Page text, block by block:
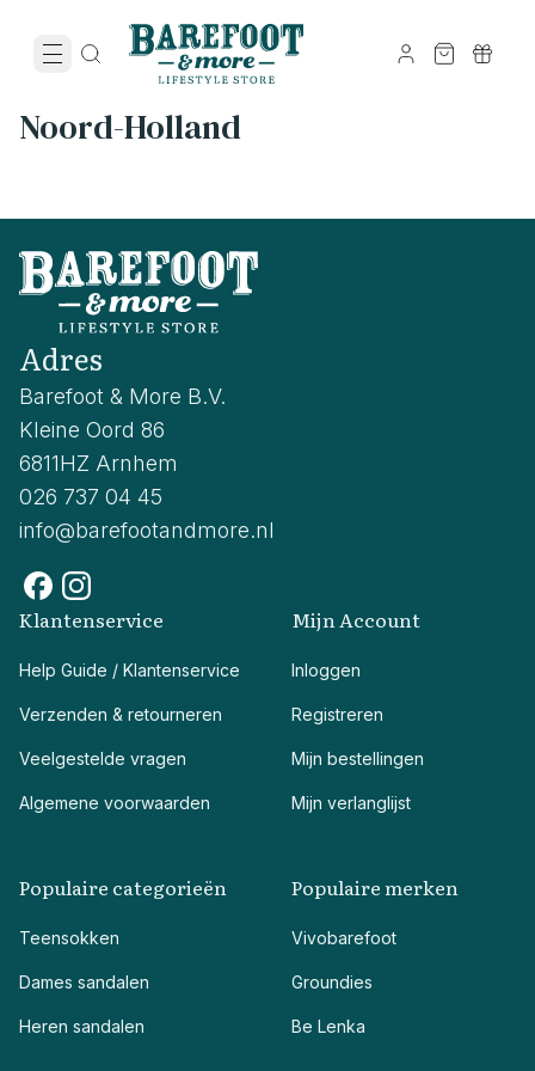
Noord-Holland
Adres
Barefoot & More B.V.
Kleine Oord 86
6811HZ Arnhem
026 737 04 45
info@barefootandmore.nl
Klantenservice
Help Guide / Klantenservice
Verzenden & retourneren
Veelgestelde vragen
Algemene voorwaarden
Mijn Account
Inloggen
Registreren
Mijn bestellingen
Mijn verlanglijst
Populaire categorieën
Teensokken
Dames sandalen
Heren sandalen
Populaire merken
Vivobarefoot
Groundies
Be Lenka